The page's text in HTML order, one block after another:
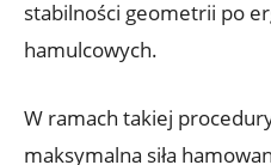
stabilności geometrii po
hamulcowych.
W ramach takiej
maksymalna siła